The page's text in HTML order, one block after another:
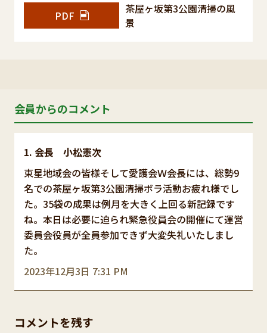
PDF
茶屋ヶ坂第3公園清掃の風
景
会員からのコメント
会長 小松憲次
2023年12月3日 7:31 PM
東星地域会の皆様そして愛護会Ｗ会長には、総勢9
名での茶屋ヶ坂第3公園清掃ボラ活動お疲れ様でし
た。35袋の成果は例月を大きく上回る新記録です
ね。本日は必要に迫られ緊急役員会の開催にて運営
委員会役員が全員参加できず大変失礼いたしまし
た。
コメントを残す